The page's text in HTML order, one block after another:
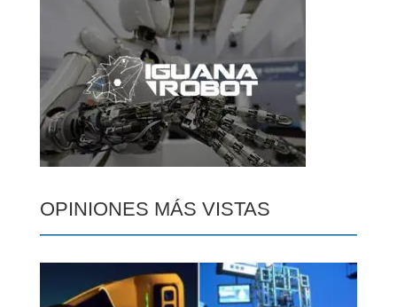
OPINIONES MÁS VISTAS